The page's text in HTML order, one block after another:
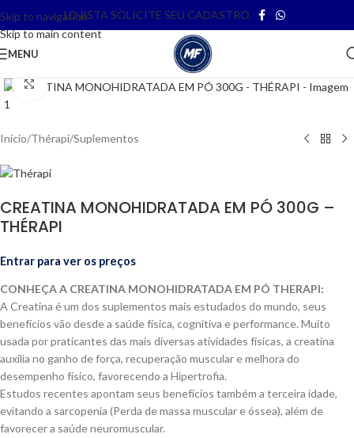
Skip to navigation
Skip to main content
LOJISTA SOLICITE SEU CADASTRO.
MENU
Clique para ampliar
Início/Thérapi/Suplementos
CREATINA MONOHIDRATADA EM PÓ 300G –
THÉRAPI
Entrar para ver os preços
CONHEÇA A CREATINA MONOHIDRATADA EM PÓ THERAPI:
A Creatina é um dos suplementos mais estudados do mundo, seus
benefícios vão desde a saúde física, cognitiva e performance. Muito
usada por praticantes das mais diversas atividades físicas, a creatina
auxilia no ganho de força, recuperação muscular e melhora do
desempenho físico, favorecendo a Hipertrofia.
Estudos recentes apontam seus benefícios também a terceira idade,
evitando a sarcopenia (Perda de massa muscular e óssea), além de
favorecer a saúde neuromuscular.